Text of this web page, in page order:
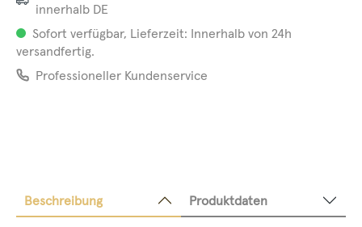
innerhalb DE
Sofort verfügbar, Lieferzeit: Innerhalb von 24h
versandfertig.
Professioneller Kundenservice
Beschreibung Produktdaten